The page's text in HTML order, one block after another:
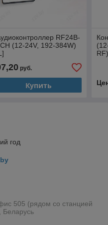
RF24B-
(12-24V, 192-384W)
руб.
Купить
год
505 (рядом со станцией
Беларусь